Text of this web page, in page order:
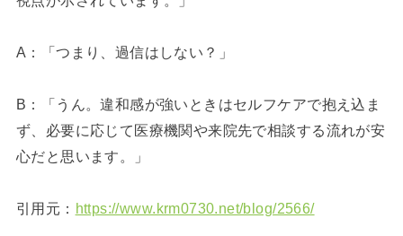
A：「つまり、過信はしない？」
B：「うん。違和感が強いときはセルフケアで抱え込ま
ず、必要に応じて医療機関や来院先で相談する流れが安
心だと思います。」
引用元： https://www.krm0730.net/blog/2566/